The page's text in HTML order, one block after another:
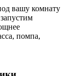
вашу комнату
помпа,